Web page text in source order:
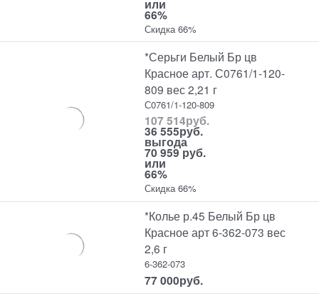
или
66%
Скидка 66%
*Серьги Белый Бр цв
Красное арт. С0761/1-120-
809 вес 2,21 г
С0761/1-120-809
107 514руб.
36 555руб.
выгода
70 959 руб.
или
66%
Скидка 66%
*Колье р.45 Белый Бр цв
Красное арт 6-362-073 вес
2,6 г
6-362-073
77 000руб.